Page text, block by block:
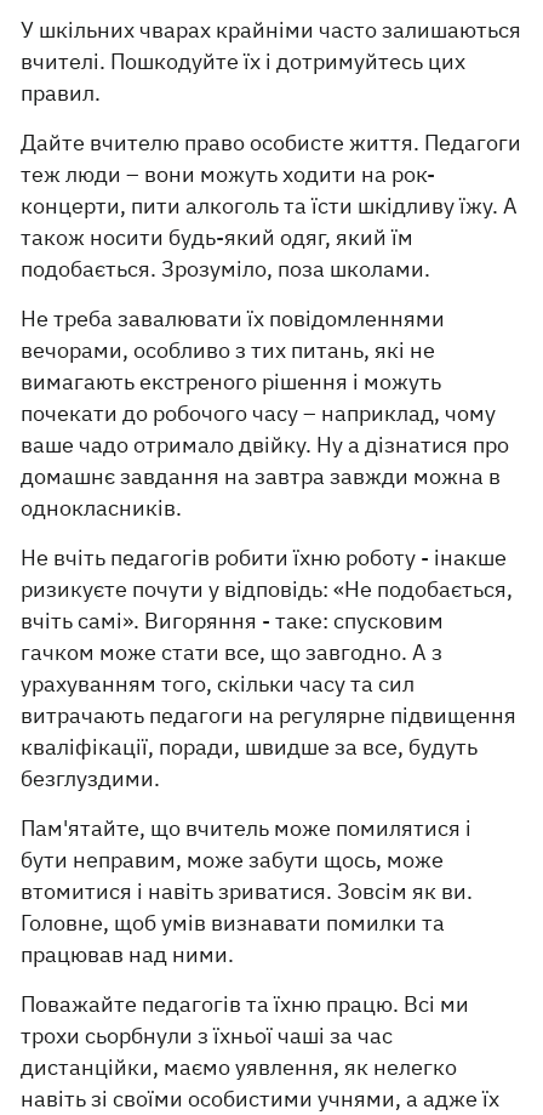
У шкільних чварах крайніми часто залишаються
вчителі. Пошкодуйте їх і дотримуйтесь цих
правил.
Дайте вчителю право особисте життя. Педагоги
теж люди – вони можуть ходити на рок-
концерти, пити алкоголь та їсти шкідливу їжу. А
також носити будь-який одяг, який їм
подобається. Зрозуміло, поза школами.
Не треба завалювати їх повідомленнями
вечорами, особливо з тих питань, які не
вимагають екстреного рішення і можуть
почекати до робочого часу – наприклад, чому
ваше чадо отримало двійку. Ну а дізнатися про
домашнє завдання на завтра завжди можна в
однокласників.
Не вчіть педагогів робити їхню роботу - інакше
ризикуєте почути у відповідь: «Не подобається,
вчіть самі». Вигоряння - таке: спусковим
гачком може стати все, що завгодно. А з
урахуванням того, скільки часу та сил
витрачають педагоги на регулярне підвищення
кваліфікації, поради, швидше за все, будуть
безглуздими.
Пам'ятайте, що вчитель може помилятися і
бути неправим, може забути щось, може
втомитися і навіть зриватися. Зовсім як ви.
Головне, щоб умів визнавати помилки та
працював над ними.
Поважайте педагогів та їхню працю. Всі ми
трохи сьорбнули з їхньої чаші за час
дистанційки, маємо уявлення, як нелегко
навіть зі своїми особистими учнями, а адже їх